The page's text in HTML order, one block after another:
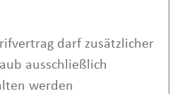
darf zusätzlicher
ausschließlich
werden